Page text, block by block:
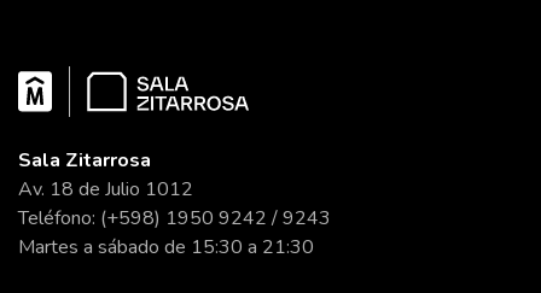
Sala Zitarrosa
Av. 18 de Julio 1012
Teléfono: (+598) 1950 9242 / 9243
Martes a sábado de 15:30 a 21:30